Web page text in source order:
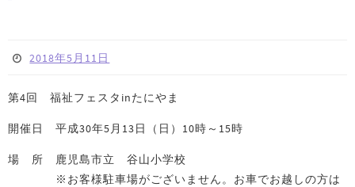
2018年5月11日
第4回 福祉フェスタinたにやま
開催日 平成30年5月13日（日）10時～15時
場 所 鹿児島市立 谷山小学校
※お客様駐車場がございません。お車でお越しの方は